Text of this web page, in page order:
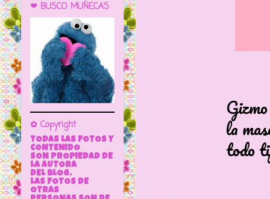
Gizmo es
la mascota
todo tipo de
❤ BUSCO MUÑECAS
✿ Copyright
TODAS LAS FOTOS Y
CONTENIDO
SON PROPIEDAD DE
LA AUTORA
DEL BLOG.
LAS FOTOS DE
OTRAS